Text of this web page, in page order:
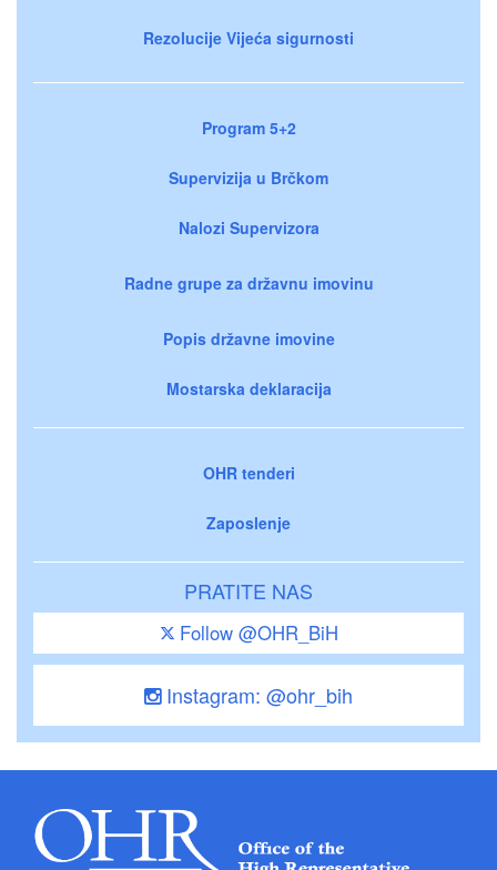
Rezolucije Vijeća sigurnosti
Program 5+2
Supervizija u Brčkom
Nalozi Supervizora
Radne grupe za državnu imovinu
Popis državne imovine
Mostarska deklaracija
OHR tenderi
Zaposlenje
PRATITE NAS
Follow @OHR_BiH
Instagram: @ohr_bih